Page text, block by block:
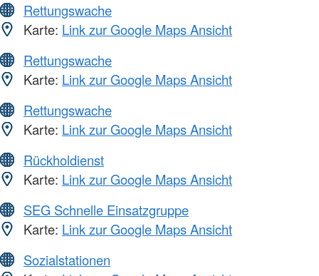
Rettungswache
Karte: Link zur Google Maps Ansicht
Rettungswache
Karte: Link zur Google Maps Ansicht
Rettungswache
Karte: Link zur Google Maps Ansicht
Rückholdienst
Karte: Link zur Google Maps Ansicht
SEG Schnelle Einsatzgruppe
Karte: Link zur Google Maps Ansicht
Sozialstationen